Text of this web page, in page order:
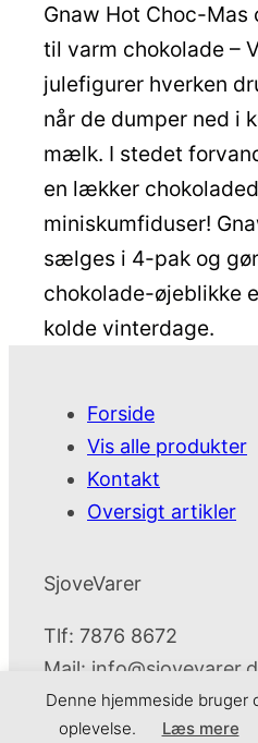
Gnaw Hot Choc-
til varm chokolade –
julefigurer hverken
når de dumper ned i
mælk. I stedet
en lækker
miniskumfiduser!
sælges i 4-pak og
chokolade-øjeblikke
kolde vinterdage.
Forside
Vis alle produkter
Kontakt
Oversigt artikler
SjoveVarer
Tlf: 7876 8672
Mail:
Denne hjemmeside bruger
oplevelse.
Læs mere